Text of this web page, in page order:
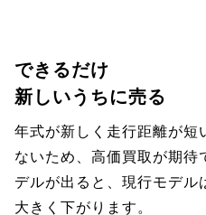
できるだけ
新しいうちに売る
年式が新しく走行距離が短
ないため、高価買取が期待
デルが出ると、現行モデル
大きく下がります。